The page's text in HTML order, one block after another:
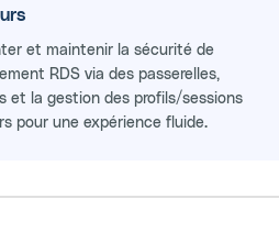
et maintenir la sécurité de
RDS via des passerelles,
et la gestion des profils/sessions
pour une expérience fluide.